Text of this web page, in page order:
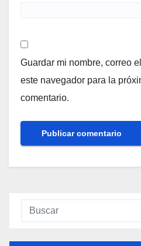
Guardar mi nombre, correo
este navegador para la
comentario.